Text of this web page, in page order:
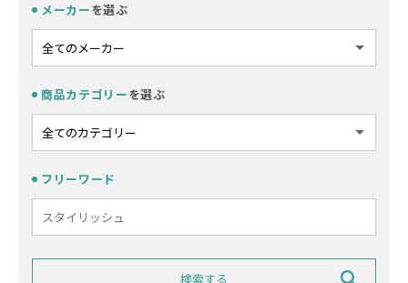
メーカーを選ぶ
商品カテゴリーを選ぶ
フリーワード